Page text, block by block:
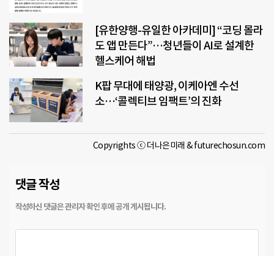
[유한양행-유일한 아카데미] “코딩 몰라
도 앱 만든다”…청년들이 AI로 설계한
헬스케어 해법
K팝 무대에 태양광, 이케아엔 수선
소…‘콜렉티브 임팩트’의 진화
Copyrights ⓒ 더나은미래 & futurechosun.com
댓글 작성